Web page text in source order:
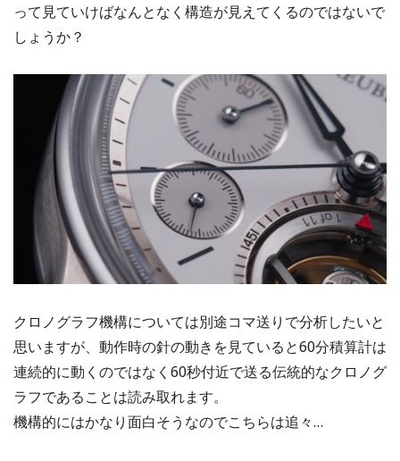
って見ていけばなんとなく構造が見えてくるのではないで
しょうか？
クロノグラフ機構については別途コマ送りで分析したいと
思いますが、動作時の針の動きを見ていると60分積算計は
連続的に動くのではなく60秒付近で送る伝統的なクロノグ
ラフであることは読み取れます。
機構的にはかなり面白そうなのでこちらは追々…